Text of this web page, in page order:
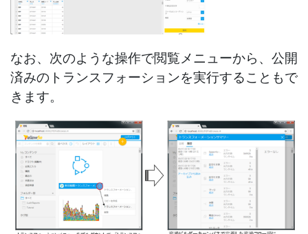
なお、次のような操作で閲覧メニューから、公開
済みのトランスフォーションを実行することもで
きます。